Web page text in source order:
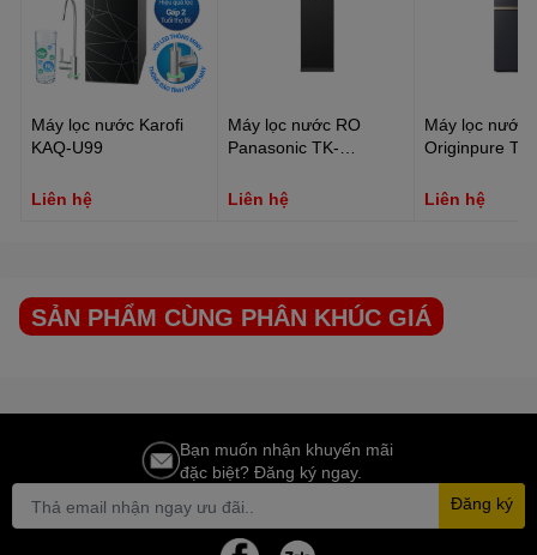
Lưu lượng lọc:7.200 lít Tuổi thọ lọc: 9 tháng
4. Đèn UV:
Diệt vi khuẩn, vi rút và ký sinh trùng gây bệnh bằng tia
Máy lọc nước Karofi
KAQ-U99
Liên hệ
Máy lọc nước RO
Panasonic TK-
Liên hệ
Máy lọc nước
Originpure
Liên hệ
SẢN PHẨM CÙNG PHÂN KHÚC GIÁ
Bạn muốn nhận khuyến mãi
đặc biệt? Đăng ký ngay.
Đăng ký